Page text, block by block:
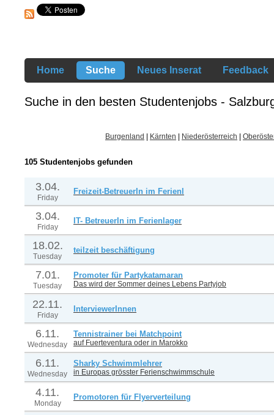
Home Suche Neues Inserat Feedback
Suche in den besten Studentenjobs -
Burgenland Kärnten Niederösterreich
105 Studentenjobs gefunden
3.04.
Friday
Freizeit-BetreuerIn im Ferienl
3.04.
Friday
IT- BetreuerIn im Ferienlager
18.02.
Tuesday
teilzeit beschäftigung
7.01.
Tuesday
Promoter für Partykatamaran
Das wird der Sommer deines Lebens Partyjob
22.11.
Friday
InterviewerInnen
6.11.
Wednesday
Tennistrainer bei Matchpoint
auf Fuerteventura oder in Marokko
6.11.
Wednesday
Sharky Schwimmlehrer
in Europas grösster Ferienschwimmschule
4.11.
Monday
Promotoren für Flyerverteilung